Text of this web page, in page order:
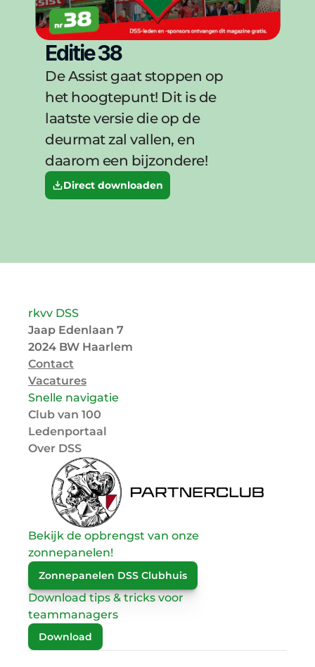
Editie 38
De Assist gaat stoppen op
het hoogtepunt! Dit is de
laatste versie die op de
deurmat zal vallen, en
daarom een bijzondere!
Direct downloaden
rkvv DSS
Jaap Edenlaan 7
2024 BW Haarlem
Contact
Vacatures
Snelle navigatie
Club van 100
Ledenportaal
Over DSS
Bekijk de opbrengst van onze
zonnepanelen!
Zonnepanelen DSS Clubhuis
Download tips & tricks voor
teammanagers
Download